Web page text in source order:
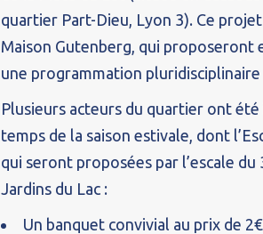
quartier Part-Dieu, Lyon 3). Ce
Maison Gutenberg, qui proposeront
une programmation
Plusieurs acteurs du quartier ont
temps de la saison estivale, dont
qui seront proposées par l’escale
Jardins du Lac :
Un banquet convivial au prix de